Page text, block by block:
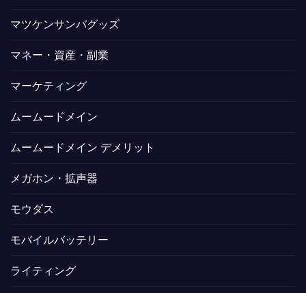
マツケンサンバグッズ
マネー・資産・副業
マーケティング
ムームードメイン
ムームードメイン デメリット
メガホン・拡声器
モウダス
モバイルバッテリー
ライティング